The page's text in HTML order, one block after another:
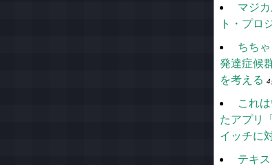
マジ
ト・プロ
ちち
発達症候
を考える 4
これ
たアプリ
イッチに
テキ